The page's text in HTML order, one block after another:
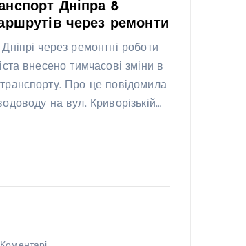
Дніпра 8
через ремонти
через ремонтні роботи
внесено тимчасові зміни в
Про це повідомила
на вул. Криворізькій…